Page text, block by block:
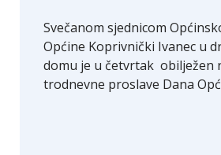
Svečanom sjednicom
Općine Koprivnički Ivanec u
domu je u četvrtak obilježen
trodnevne proslave Dana